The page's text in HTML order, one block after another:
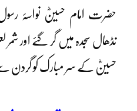
حضرت امام حسینؓ نواسۂ
نڈھال سجدہ میں گر گئے اور
حسینؓ کے سر مبارک کو گردن سے